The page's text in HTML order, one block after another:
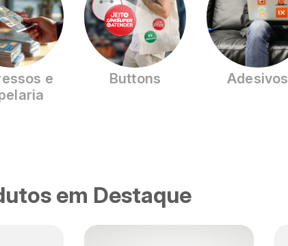
e
Buttons Adesivos
em Destaque